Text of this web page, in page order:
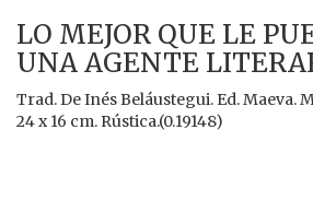
LO MEJOR QUE LE
UNA AGENTE
Trad. De Inés Beláustegui. Ed. Maeva.
24 x 16 cm. Rústica.(0.19148)